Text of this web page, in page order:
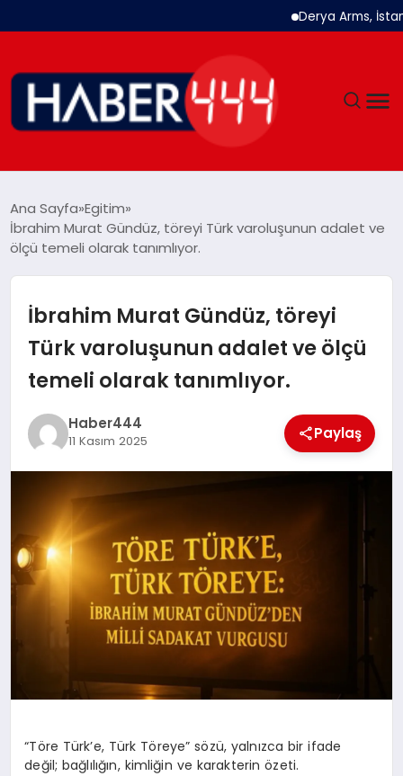
Derya Arms, İstanbul
SIYASET
SPOR
TEKNOLOJI
MAGAZIN
EGITIM
YAŞAM
Ana Sayfa Egitim
İbrahim Murat Gündüz, töreyi Türk varoluşunun adalet ve
ölçü temeli olarak tanımlıyor.
İbrahim Murat Gündüz, töreyi
Türk varoluşunun adalet ve ölçü
temeli olarak tanımlıyor.
Haber444
11 Kasım 2025 Paylaş
“Töre Türk’e, Türk Töreye” sözü, yalnızca bir ifade
değil; bağlılığın, kimliğin ve karakterin özeti.